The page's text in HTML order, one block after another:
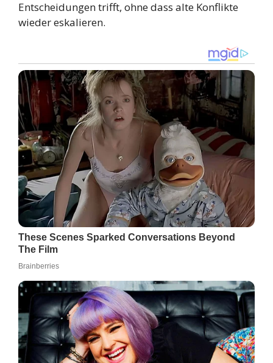
Entscheidungen trifft, ohne dass alte Konflikte
wieder eskalieren.